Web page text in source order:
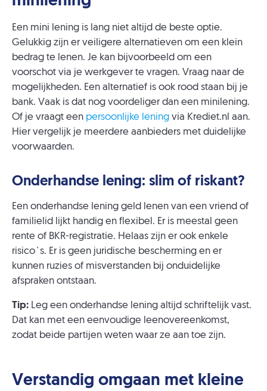
Een mini lening is lang niet altijd de beste optie.
Gelukkig zijn er veiligere alternatieven om een klein
bedrag te lenen. Je kan bijvoorbeeld om een
voorschot via je werkgever te vragen. Vraag naar de
mogelijkheden. Een alternatief is ook rood staan bij je
bank. Vaak is dat nog voordeliger dan een minilening.
Of je vraagt een persoonlijke lening via Krediet.nl aan.
Hier vergelijk je meerdere aanbieders met duidelijke
voorwaarden.
Onderhandse lening: slim of riskant?
Een onderhandse lening geld lenen van een vriend of
familielid lijkt handig en flexibel. Er is meestal geen
rente of BKR-registratie. Helaas zijn er ook enkele
risico`s. Er is geen juridische bescherming en er
kunnen ruzies of misverstanden bij onduidelijke
afspraken ontstaan.
Tip: Leg een onderhandse lening altijd schriftelijk vast.
Dat kan met een eenvoudige leenovereenkomst,
zodat beide partijen weten waar ze aan toe zijn.
Verstandig omgaan met kleine